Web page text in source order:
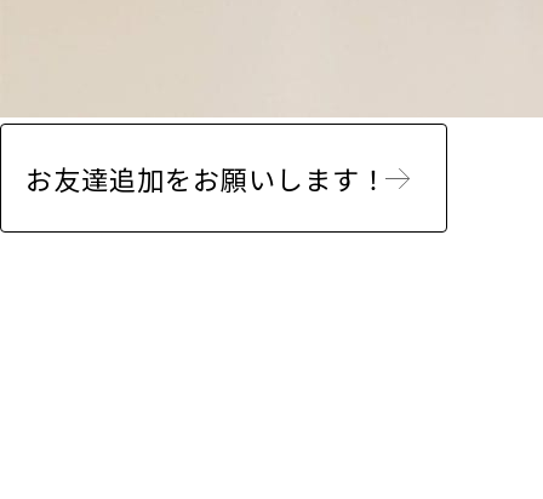
お友達追加をお願いします！